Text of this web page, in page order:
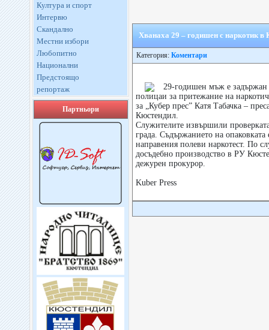
Култура и спорт
Интервю
Скандално
Местни избори
Любопитно
Национални
Предстоящо
репортаж
Партньори
Хванаха 29 – годишен с наркотик в
Категория: Коментари
29-годишен мъж е
полицаи за притежание на
за „Кубер прес” Катя Табачка –
Кюстендил.
Служителите извършили
града. Съдържанието на
направения полеви наркотест. По
досъдебно производство в РУ
дежурен прокурор.
Kuber Press